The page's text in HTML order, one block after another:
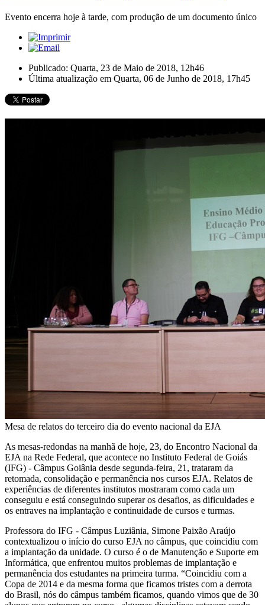
Evento encerra hoje à tarde, com produção de um documento único
Publicado: Quarta, 23 de Maio de 2018, 12h46
Última atualização em Quarta, 06 de Junho de 2018, 17h45
Mesa de relatos do terceiro dia do evento nacional da EJA
As mesas-redondas na manhã de hoje, 23, do Encontro Nacional da
EJA na Rede Federal, que acontece no Instituto Federal de Goiás
(IFG) - Câmpus Goiânia desde segunda-feira, 21, trataram da
retomada, consolidação e permanência nos cursos EJA. Relatos de
experiências de diferentes institutos mostraram como cada um
conseguiu e está conseguindo superar os desafios, as dificuldades e
os entraves na implantação e continuidade de cursos e turmas.
Professora do IFG - Câmpus Luziânia, Simone Paixão Araújo
contextualizou o início do curso EJA no câmpus, que coincidiu com
a implantação da unidade. O curso é o de Manutenção e Suporte em
Informática, que enfrentou muitos problemas de implantação e
permanência dos estudantes na primeira turma. “Coincidiu com a
Copa de 2014 e da mesma forma que ficamos tristes com a derrota
do Brasil, nós do câmpus também ficamos, quando vimos que de 30